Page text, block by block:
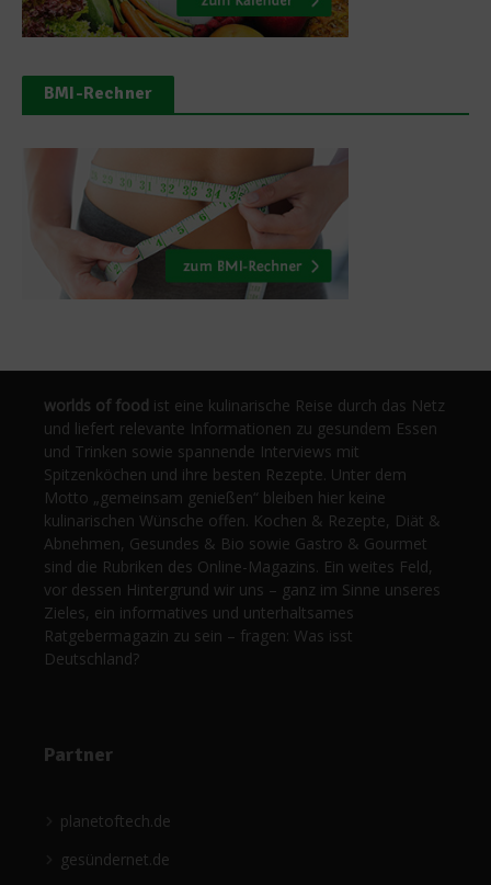
BMI-Rechner
worlds of food ist eine kulinarische Reise durch das Netz
und liefert relevante Informationen zu gesundem Essen
und Trinken sowie spannende Interviews mit
Spitzenköchen und ihre besten Rezepte. Unter dem
Motto „gemeinsam genießen“ bleiben hier keine
kulinarischen Wünsche offen. Kochen & Rezepte, Diät &
Abnehmen, Gesundes & Bio sowie Gastro & Gourmet
sind die Rubriken des Online-Magazins. Ein weites Feld,
vor dessen Hintergrund wir uns – ganz im Sinne unseres
Zieles, ein informatives und unterhaltsames
Ratgebermagazin zu sein – fragen: Was isst
Deutschland?
Partner
planetoftech.de
gesündernet.de